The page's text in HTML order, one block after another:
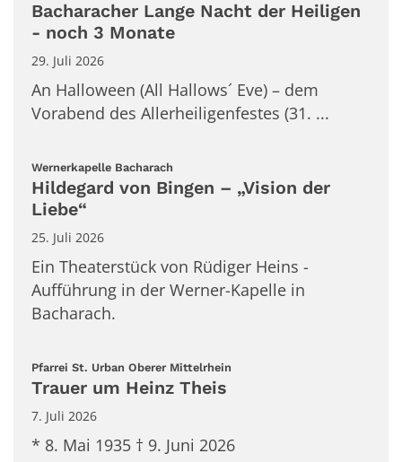
Bacharacher Lange Nacht der Heiligen
- noch 3 Monate
29. Juli 2026
An Halloween (All Hallows´ Eve) – dem
Vorabend des Allerheiligenfestes (31. ...
Wernerkapelle Bacharach
Hildegard von Bingen – „Vision der
Liebe“
25. Juli 2026
Ein Theaterstück von Rüdiger Heins -
Aufführung in der Werner-Kapelle in
Bacharach.
Pfarrei St. Urban Oberer Mittelrhein
Trauer um Heinz Theis
7. Juli 2026
* 8. Mai 1935 † 9. Juni 2026